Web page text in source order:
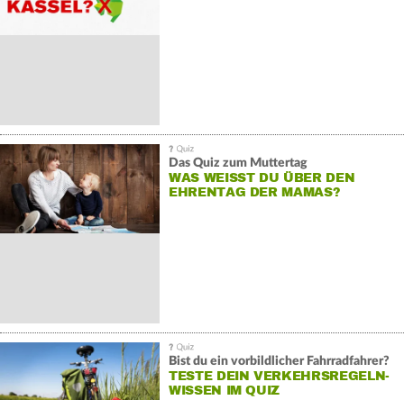
Das Quiz zum Muttertag
WAS WEISST DU ÜBER DEN E
HRENTAG DER MAMAS?
Bist du ein vorbildlicher Fahrradfahrer?
TESTE DEIN VERKEHRSREGELN-
WISSEN IM QUIZ